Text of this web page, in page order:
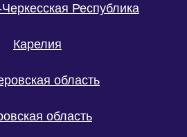
Республика
Карелия
область
область